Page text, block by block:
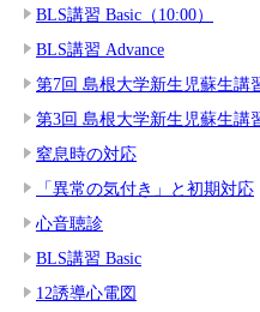
BLS講習 Basic（10:00）
BLS講習 Advance
第7回 島根大学新生児蘇生
第3回 島根大学新生児蘇生
窒息時の対応
「異常の気付き」と初期対応
心音聴診
BLS講習 Basic
12誘導心電図